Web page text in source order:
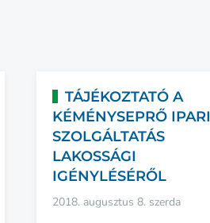
TÁJÉKOZTATÓ A
KÉMÉNYSEPRŐ IPARI
SZOLGÁLTATÁS
LAKOSSÁGI
IGÉNYLÉSÉRŐL
2018. augusztus 8. szerda